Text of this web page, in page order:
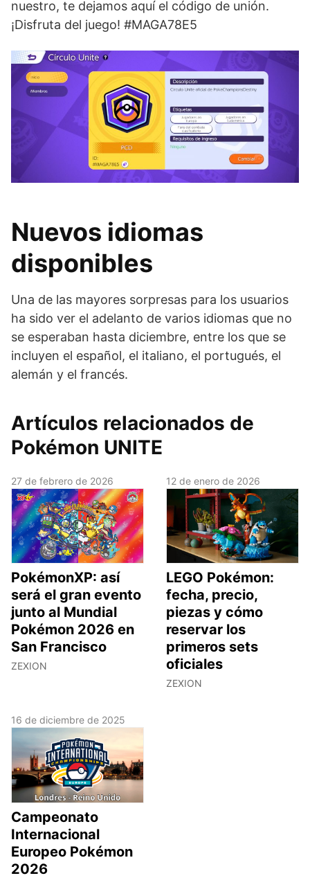
nuestro, te dejamos aquí el código de unión.
¡Disfruta del juego! #MAGA78E5
Nuevos idiomas
disponibles
Una de las mayores sorpresas para los usuarios
ha sido ver el adelanto de varios idiomas que no
se esperaban hasta diciembre, entre los que se
incluyen el español, el italiano, el portugués, el
alemán y el francés.
Artículos relacionados de
Pokémon UNITE
27 de febrero de 2026
PokémonXP: así
será el gran evento
junto al Mundial
Pokémon 2026 en
San Francisco
ZEXION
12 de enero de 2026
LEGO Pokémon:
fecha, precio,
piezas y cómo
reservar los
primeros sets
oficiales
ZEXION
16 de diciembre de 2025
Campeonato
Internacional
Europeo Pokémon
2026